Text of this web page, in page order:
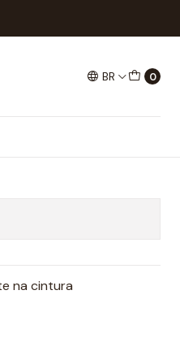
BR 0
na cintura